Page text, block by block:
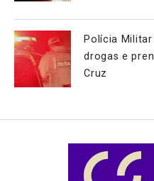
Polícia
drogas e
Cruz